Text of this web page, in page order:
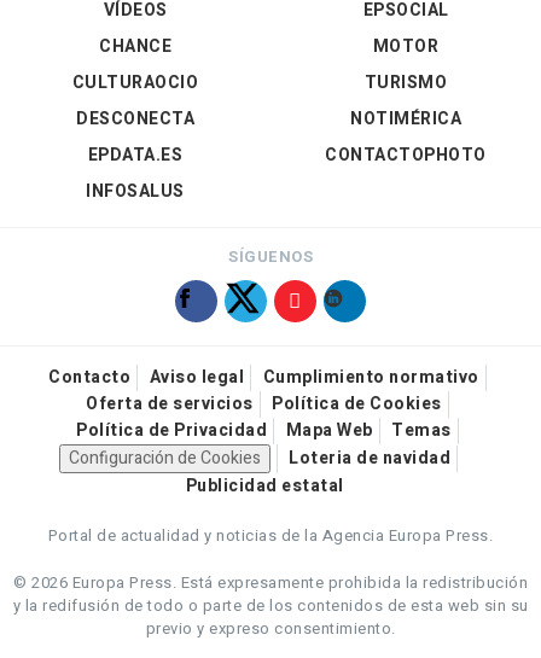
VÍDEOS
EPSOCIAL
CHANCE
CULTURAOCIO
DESCONECTA
EPDATA.ES
INFOSALUS
MOTOR
TURISMO
NOTIMÉRICA
CONTACTOPHOTO
SÍGUENOS
Contacto Aviso legal
Cumplimiento normativo
Oferta de servicios
Política de Cookies
Política de Privacidad
Mapa Web
Temas
Configuración de Cookies
Loteria de navidad
Publicidad estatal
Portal de actualidad y noticias de la Agencia Europa Press.
© 2026 Europa Press. Está expresamente prohibida la redistribución
y la redifusión de todo o parte de los contenidos de esta web sin su
previo y expreso consentimiento.